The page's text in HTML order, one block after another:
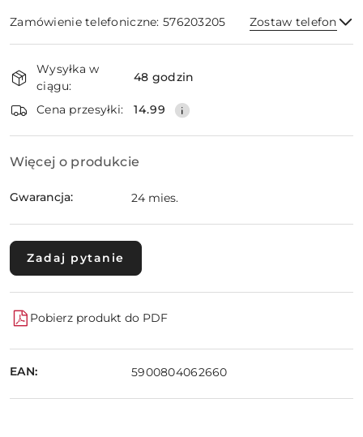
Zamówienie telefoniczne: 576203205 Zostaw telefon
Dostępność
i
dostawa
Wysyłka w
ciągu:
48 godzin
Cena przesyłki: 14.99
Więcej o produkcie
Gwarancja: 24 mies.
Zadaj pytanie
Pobierz produkt do PDF
EAN: 5900804062660